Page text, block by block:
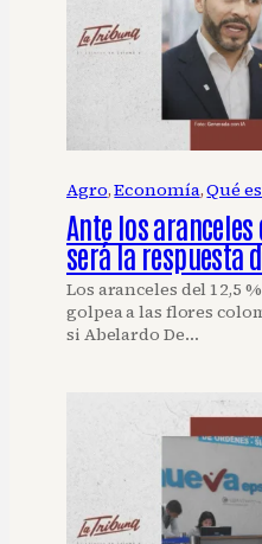
Agro, Economía, Qué
Ante los
será la respuesta
Los aranceles del 12,5
golpea a las flores
si Abelardo De…